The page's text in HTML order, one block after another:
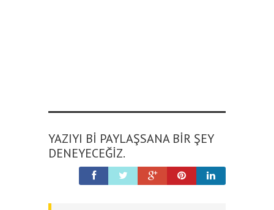
YAZIYI BI PAYLAŞSANA BIR ŞEY
DENEYECEĞIZ.